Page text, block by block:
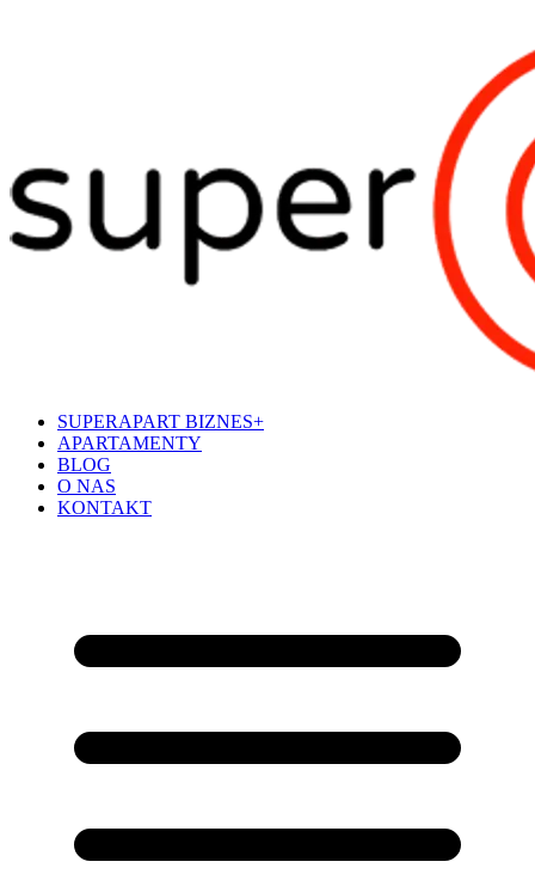
SUPERAPART BIZNES+
APARTAMENTY
BLOG
O NAS
KONTAKT